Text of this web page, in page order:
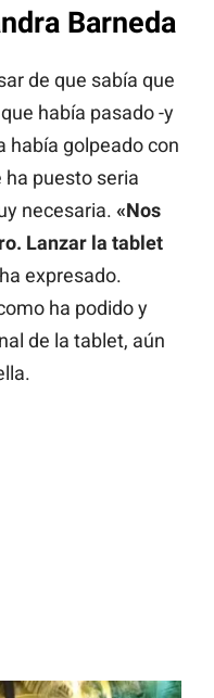
Barneda
de que sabía que
había pasado -y
había golpeado con
ha puesto seria
necesaria. «Nos
Lanzar la tablet
ha expresado.
ha podido y
de la tablet, aún